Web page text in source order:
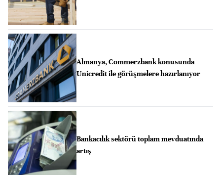
Almanya, Commerzbank konusunda
Unicredit ile görüşmelere hazırlanıyor
Bankacılık sektörü toplam mevduatında
artış